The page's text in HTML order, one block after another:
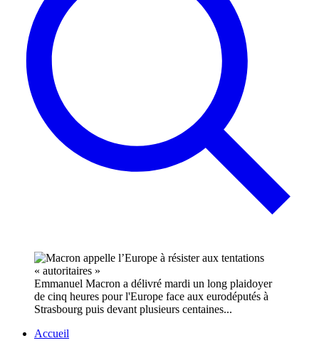
Emmanuel Macron a délivré mardi un long plaidoyer
de cinq heures pour l'Europe face aux eurodéputés à
Strasbourg puis devant plusieurs centaines...
Accueil